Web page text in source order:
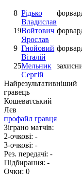
8 Рідько
Владислав
19Войтович
Ярослав
9 Гнойовий
Віталій
25Мельник
Сергій
Найрезультативніший
гравець
Кошеватський
Лєв
профайл гравця
Зіграно матчів:
2-очкові: -
3-очкові: -
Рез. передачі: -
Підбирання: -
Очки: 0